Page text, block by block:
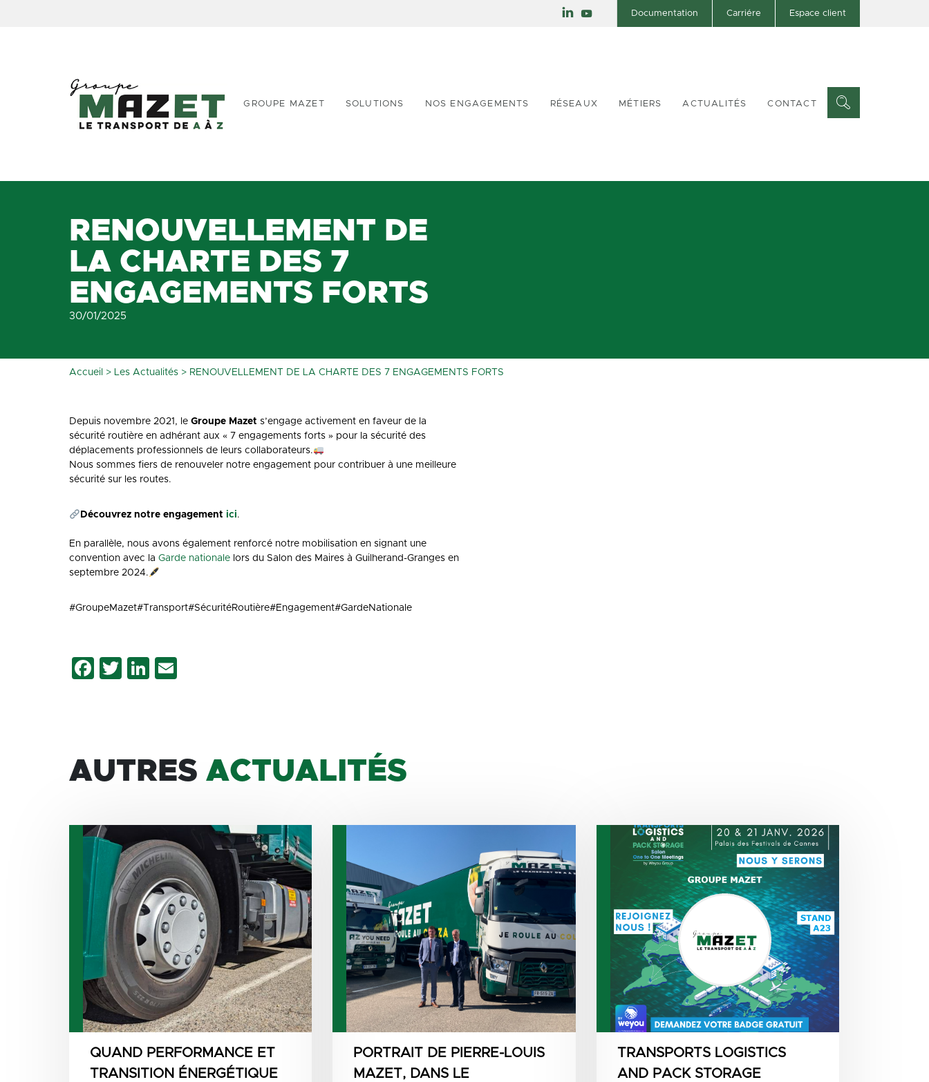
Documentation Carriére Espace client
GROUPE MAZET SOLUTIONS NOS ENGAGEMENTS RÉSEAUX MÉTIERS ACTUALITÉS CONTACT
RENOUVELLEMENT DE
LA CHARTE DES 7
ENGAGEMENTS FORTS
30/01/2025
Accueil > Les Actualités > RENOUVELLEMENT DE LA CHARTE DES 7 ENGAGEMENTS FORTS
Depuis novembre 2021, le Groupe Mazet s’engage activement en faveur de la
sécurité routière en adhérant aux « 7 engagements forts » pour la sécurité des
déplacements professionnels de leurs collaborateurs.
Nous sommes fiers de renouveler notre engagement pour contribuer à une meilleure
sécurité sur les routes.
Découvrez notre engagement ici.
En parallèle, nous avons également renforcé notre mobilisation en signant une
convention avec la Garde nationale lors du Salon des Maires à Guilherand-Granges en
septembre 2024.
#GroupeMazet#Transport#SécuritéRoutière#Engagement#GardeNationale
Facebook
TwitterLinkedIn
AUTRES ACTUALITÉS
QUAND PERFORMANCE ET
TRANSITION ÉNERGÉTIQUE
PORTRAIT DE PIERRE-LOUIS
MAZET, DANS LE
TRANSPORTS LOGISTICS
AND PACK STORAGE